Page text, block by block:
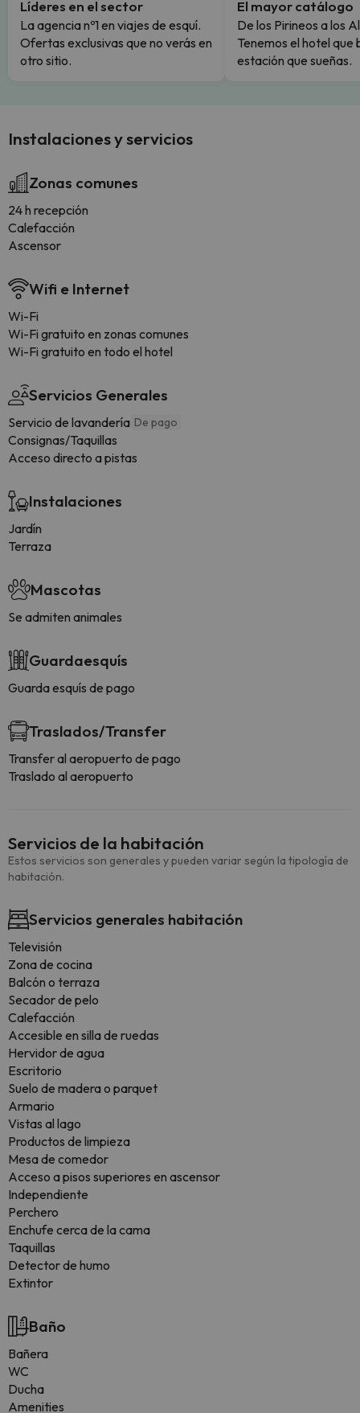
Líderes en el sector
La agencia nº1 en viajes de esquí.
Ofertas exclusivas que no verás en
otro sitio.
El mayor catálogo
De los Pirineos a los
Tenemos el hotel que
estación que sueñas.
Instalaciones y servicios
Zonas comunes
24 h recepción
Calefacción
Ascensor
Wifi e Internet
Wi-Fi
Wi-Fi gratuito en zonas comunes
Wi-Fi gratuito en todo el hotel
Servicios Generales
Servicio de lavandería De pago
Consignas/Taquillas
Acceso directo a pistas
Instalaciones
Jardín
Terraza
Mascotas
Se admiten animales
Guardaesquís
Guarda esquís de pago
Traslados/Transfer
Transfer al aeropuerto de pago
Traslado al aeropuerto
Servicios de la habitación
Estos servicios son generales y pueden variar según la tipología de
habitación.
Servicios generales habitación
Televisión
Zona de cocina
Balcón o terraza
Secador de pelo
Calefacción
Accesible en silla de ruedas
Hervidor de agua
Escritorio
Suelo de madera o parquet
Armario
Vistas al lago
Productos de limpieza
Mesa de comedor
Acceso a pisos superiores en ascensor
Independiente
Perchero
Enchufe cerca de la cama
Taquillas
Detector de humo
Extintor
Baño
Bañera
WC
Ducha
Amenities